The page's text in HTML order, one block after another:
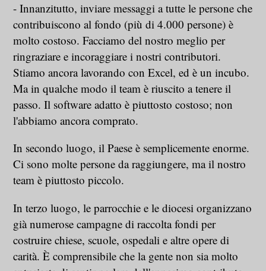
- Innanzitutto, inviare messaggi a tutte le persone che
contribuiscono al fondo (più di 4.000 persone) è
molto costoso. Facciamo del nostro meglio per
ringraziare e incoraggiare i nostri contributori.
Stiamo ancora lavorando con Excel, ed è un incubo.
Ma in qualche modo il team è riuscito a tenere il
passo. Il software adatto è piuttosto costoso; non
l'abbiamo ancora comprato.
In secondo luogo, il Paese è semplicemente enorme.
Ci sono molte persone da raggiungere, ma il nostro
team è piuttosto piccolo.
In terzo luogo, le parrocchie e le diocesi organizzano
già numerose campagne di raccolta fondi per
costruire chiese, scuole, ospedali e altre opere di
carità. È comprensibile che la gente non sia molto